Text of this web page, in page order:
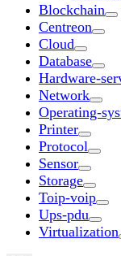
Blockchain
Centreon
Cloud
Database
Hardware-
Network
Operating-
Printer
Protocol
Sensor
Storage
Toip-voip
Ups-pdu
Virtualization